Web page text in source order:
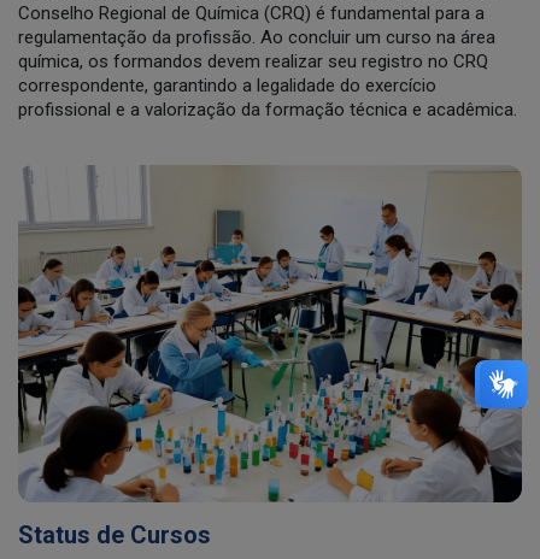
Conselho Regional de Química (CRQ) é fundamental para a
regulamentação da profissão. Ao concluir um curso na área
química, os formandos devem realizar seu registro no CRQ
correspondente, garantindo a legalidade do exercício
profissional e a valorização da formação técnica e acadêmica.
Status de Cursos